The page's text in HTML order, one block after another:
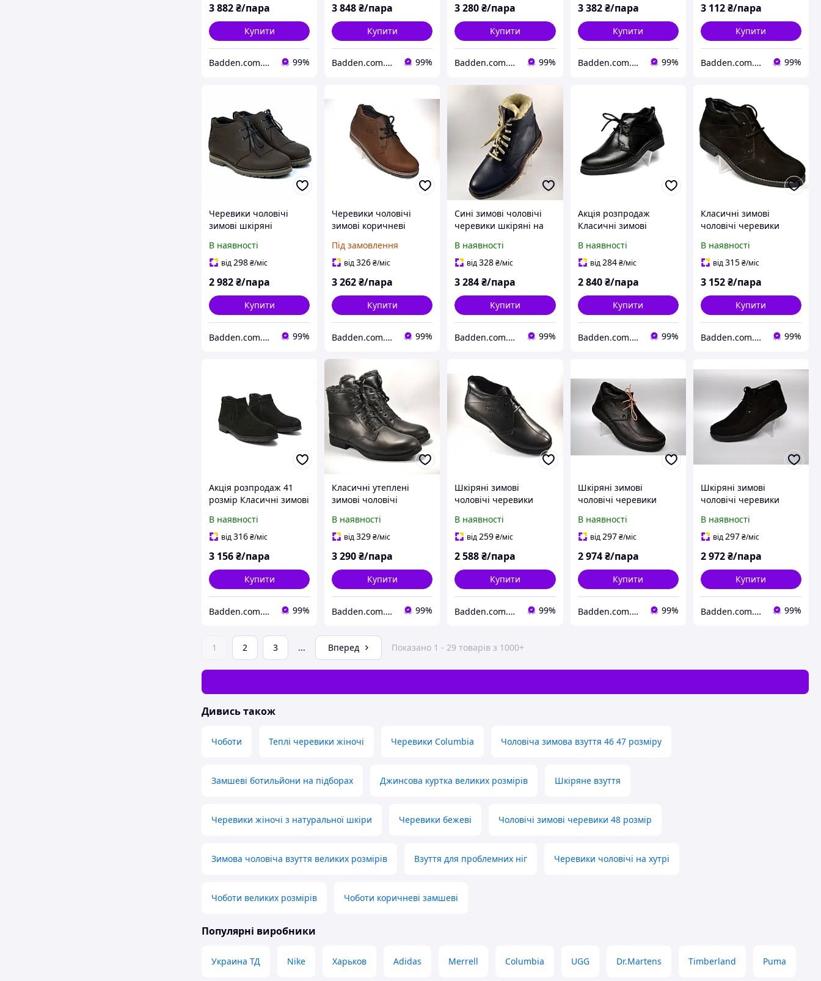
3 882₴/пара
Купити
Badden.com.ua інтернет магазин чоловічого та жіночого взуття великих розмірів 99%
3 848₴/пара
Купити
Badden.com.ua інтернет магазин чоловічого та жіночого взуття великих розмірів 99%
3 280₴/пара
Купити
Badden.com.ua інтернет магазин чоловічого та жіночого взуття великих розмірів 99%
3 382 ₴/пара
Купити
Badden.com.ua інтернет магазин чоловічого та жіночого взуття великих розмірів 99%
3 112₴/пара
Купити
Badden.com.ua інтернет магазин чоловічого та жіночого взуття великих розмірів 99%
Черевики чоловічі
зимові шкіряні
взуття на хутрі Rosso
Avangard Winterking
В наявності
від298₴/міс
2 982₴/пара
Купити
Badden.com.ua інтернет магазин чоловічого та жіночого взуття великих розмірів 99%
Черевики чоловічі
зимові коричневі
дезерти Rosso
Avangard King Brown
Під замовлення
від326₴/міс
3 262₴/пара
Купити
Badden.com.ua інтернет магазин чоловічого та жіночого взуття великих розмірів 99%
Сині зимові чоловічі
черевики шкіряні на
Whisper
В наявності
від328₴/міс
3 284₴/пара
Купити
Badden.com.ua інтернет магазин чоловічого та жіночого взуття великих розмірів 99%
Акція розпродаж
Класичні зимові
дезерты Rosso
Avangard. Carlo Pa
В наявності
від284 ₴/міс
2 840 ₴/пара
Купити
Badden.com.ua інтернет магазин чоловічого та жіночого взуття великих розмірів 99%
Класичні зимові
чоловічі черевики
взуття на хутрі Rosso
Avangard Carlo Pa Nub
В наявності
від315₴/міс
3 152₴/пара
Купити
Badden.com.ua інтернет магазин чоловічого та жіночого взуття великих розмірів 99%
Акція розпродаж 41
розмір Класичні зимові
блискавці Rosso
Avangard
В наявності
від316₴/міс
3 156₴/пара
Купити
Badden.com.ua інтернет магазин чоловічого та жіночого взуття великих розмірів 99%
Класичні утеплені
зимові чоловічі
Rosso Avangard Carlo
Berz чорні
В наявності
від329₴/міс
3 290₴/пара
Купити
Badden.com.ua інтернет магазин чоловічого та жіночого взуття великих розмірів 99%
Шкіряні зимові
чоловічі черевики
чорні
В наявності
від259₴/міс
2 588₴/пара
Купити
Badden.com.ua інтернет магазин чоловічого та жіночого взуття великих розмірів 99%
Шкіряні зимові
чоловічі черевики
Rosso Avangard.
Basemokas чорні
В наявності
від297 ₴/міс
2 974 ₴/пара
Купити
Badden.com.ua інтернет магазин чоловічого та жіночого взуття великих розмірів 99%
Шкіряні зимові
чоловічі черевики
Rosso Avangard.
Basemokas Nub чорний
В наявності
від297₴/міс
2 972₴/пара
Купити
Badden.com.ua інтернет магазин чоловічого та жіночого взуття великих розмірів 99%
1 2 3 ... Вперед Показано 1 - 29 товарів з 1000+
Дивись також
Чоботи Теплі черевики жіночі
Замшеві ботильйони на підборах Джинсова куртка великих розмірів Шкіряне взуття
Черевики жіночі з натуральної шкіри Черевики бежеві Чоловічі зимові черевики 48 розмір
Зимова чоловіча взуття великих розмірів Взуття для проблемних ніг Черевики чоловічі на хутрі
Чоботи великих розмірів Чоботи коричневі замшеві
Популярні виробники
Украина ТД Nike
Reebok Salomon Lowa New Balance Litma Grisport Etor CMP Без бренда Scarpa